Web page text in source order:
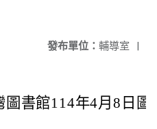
發布單位： 輔導室 |
圖書館114年4月8日圖